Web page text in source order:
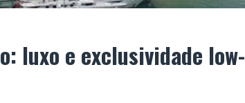
luxo e exclusividade low-